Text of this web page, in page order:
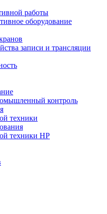
работы
оборудование
записи и трансляции
контроль
техники
техники HP